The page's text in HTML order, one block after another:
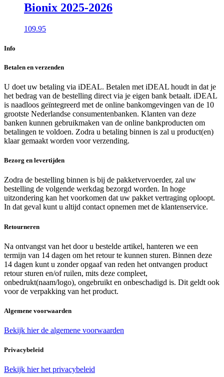
Bionix 2025-2026
109.95
Info
Betalen en verzenden
U doet uw betaling via iDEAL. Betalen met iDEAL houdt in dat je
het bedrag van de bestelling direct via je eigen bank betaalt. iDEAL
is naadloos geïntegreerd met de online bankomgevingen van de 10
grootste Nederlandse consumentenbanken. Klanten van deze
banken kunnen gebruikmaken van de online bankproducten om
betalingen te voldoen. Zodra u betaling binnen is zal u product(en)
klaar gemaakt worden voor verzending.
Bezorg en levertijden
Zodra de bestelling binnen is bij de pakketvervoerder, zal uw
bestelling de volgende werkdag bezorgd worden. In hoge
uitzondering kan het voorkomen dat uw pakket vertraging oploopt.
In dat geval kunt u altijd contact opnemen met de klantenservice.
Retourneren
Na ontvangst van het door u bestelde artikel, hanteren we een
termijn van 14 dagen om het retour te kunnen sturen. Binnen deze
14 dagen kunt u zonder opgaaf van reden het ontvangen product
retour sturen en/of ruilen, mits deze compleet,
onbedrukt(naam/logo), ongebruikt en onbeschadigd is. Dit geldt ook
voor de verpakking van het product.
Algemene voorwaarden
Bekijk hier de algemene voorwaarden
Privacybeleid
Bekijk hier het privacybeleid